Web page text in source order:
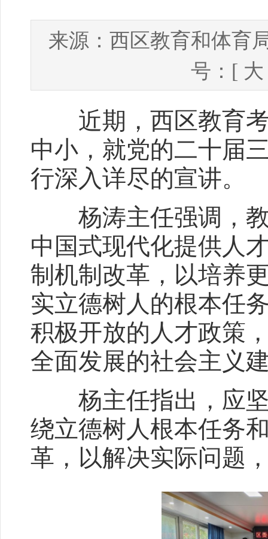
来源： 西区教育和体育
号：[ 大
近期，西区教育考
中小，就党的二十届
行深入详尽的宣讲。
杨涛主任强调，教
中国式现代化提供人
制机制改革，以培养
实立德树人的根本任
积极开放的人才政策
全面发展的社会主义
杨主任指出，应坚
绕立德树人根本任务
革，以解决实际问题